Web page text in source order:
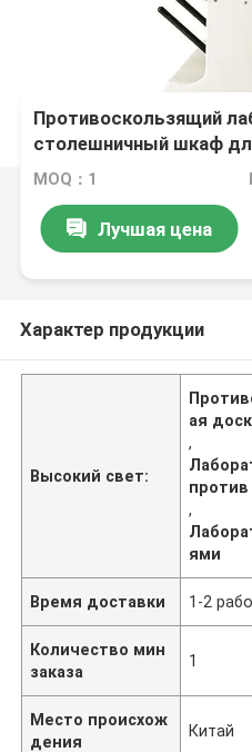
Противоскользящий
столешничный шкаф
с отверстиями для
MOQ：1
Лучшая цена
Характер продукции
Высокий свет:
ая
,
,
ями
Время доставки 1-2
Количество мин
заказа
1
Место происхож
дения
Китай